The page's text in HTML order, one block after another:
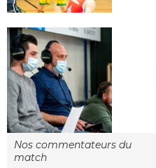
Nos commentateurs du
match